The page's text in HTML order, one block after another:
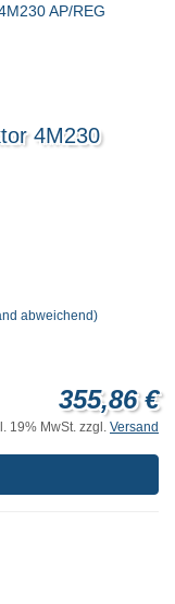
4M230
abweichend)
355,86 €
19% MwSt. zzgl. Versand